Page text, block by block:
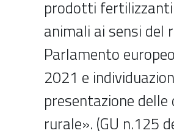
prodotti
animali ai sensi del
Parlamento
2021 e
presentazione
rurale». (GU n.125